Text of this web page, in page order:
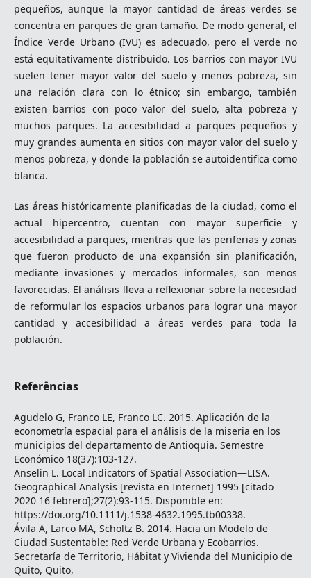
pequeños, aunque la mayor cantidad de áreas verdes se
concentra en parques de gran tamaño. De modo general, el
Índice Verde Urbano (IVU) es adecuado, pero el verde no
está equitativamente distribuido. Los barrios con mayor IVU
suelen tener mayor valor del suelo y menos pobreza, sin
una relación clara con lo étnico; sin embargo, también
existen barrios con poco valor del suelo, alta pobreza y
muchos parques. La accesibilidad a parques pequeños y
muy grandes aumenta en sitios con mayor valor del suelo y
menos pobreza, y donde la población se autoidentifica como
blanca.
Las áreas históricamente planificadas de la ciudad, como el
actual hipercentro, cuentan con mayor superficie y
accesibilidad a parques, mientras que las periferias y zonas
que fueron producto de una expansión sin planificación,
mediante invasiones y mercados informales, son menos
favorecidas. El análisis lleva a reflexionar sobre la necesidad
de reformular los espacios urbanos para lograr una mayor
cantidad y accesibilidad a áreas verdes para toda la
población.
Referências
Agudelo G, Franco LE, Franco LC. 2015. Aplicación de la
econometría espacial para el análisis de la miseria en los
municipios del departamento de Antioquia. Semestre
Económico 18(37):103-127.
Anselin L. Local Indicators of Spatial Association—LISA.
Geographical Analysis [revista en Internet] 1995 [citado
2020 16 febrero];27(2):93-115. Disponible en:
https://doi.org/10.1111/j.1538-4632.1995.tb00338.
Ávila A, Larco MA, Scholtz B. 2014. Hacia un Modelo de
Ciudad Sustentable: Red Verde Urbana y Ecobarrios.
Secretaría de Territorio, Hábitat y Vivienda del Municipio de
Quito, Quito,